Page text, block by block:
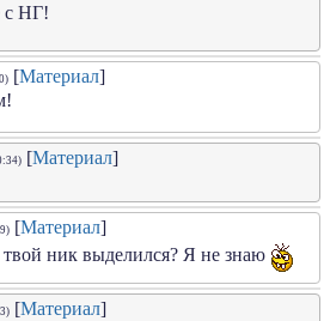
с НГ!
[Материал]
[Материал]
[Материал]
твой ник выделился? Я не знаю
[Материал]